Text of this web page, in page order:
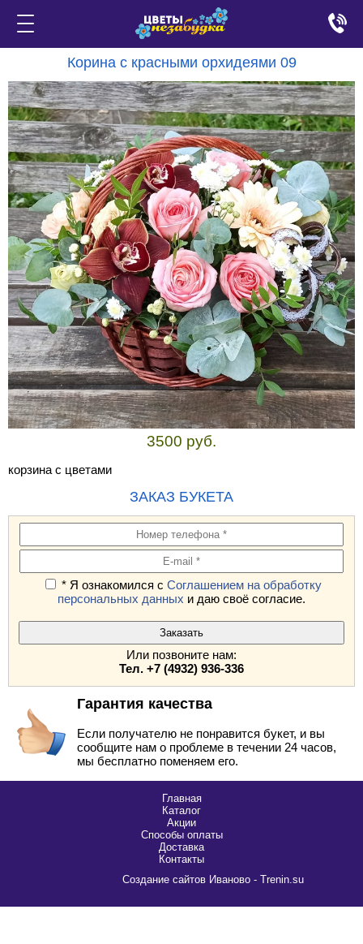
Корина с красными орхидеями 09
3500 руб.
корзина с цветами
ЗАКАЗ БУКЕТА
* Я ознакомился с Соглашением на обработку
персональных данных и даю своё согласие.
Или позвоните нам:
Тел. +7 (4932) 936-336
Гарантия качества
Если получателю не понравится букет, и вы
сообщите нам о проблеме в течении 24 часов,
мы бесплатно поменяем его.
Главная
Каталог
Акции
Способы оплаты
Доставка
Контакты
Cоздание сайтов Иваново - Trenin.su